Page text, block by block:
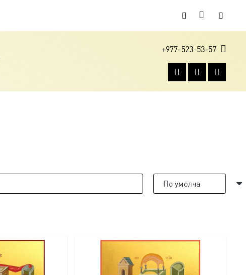
+977-523-53-57